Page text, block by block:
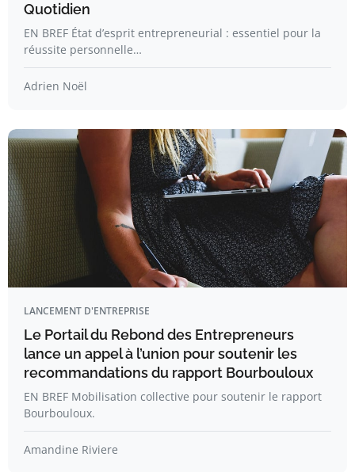
Quotidien
EN BREF État d’esprit entrepreneurial : essentiel pour la
réussite personnelle…
Adrien Noël
LANCEMENT D'ENTREPRISE
Le Portail du Rebond des Entrepreneurs
lance un appel à l’union pour soutenir les
recommandations du rapport Bourbouloux
EN BREF Mobilisation collective pour soutenir le rapport
Bourbouloux.
Amandine Riviere